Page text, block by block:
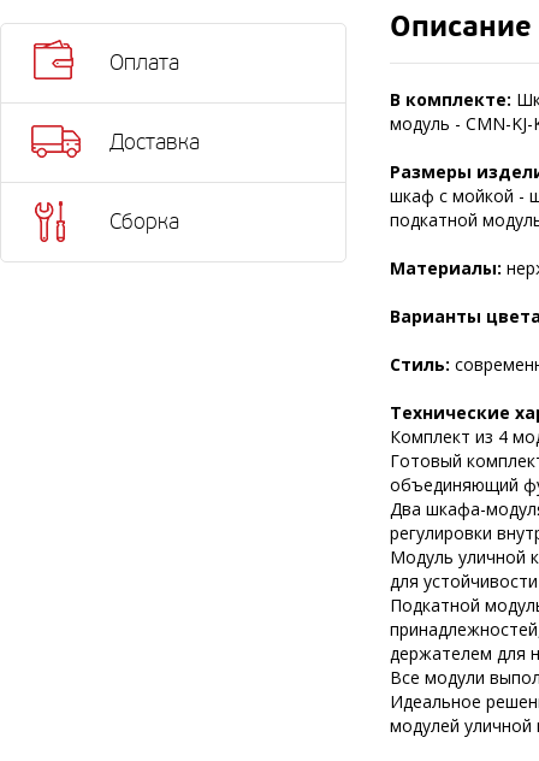
Оплата
Доставка
Сборка
Описание
В комплекте:
модуль - CMN-
Размеры
шкаф с мойкой -
подкатной
Материалы:
Варианты
Стиль:
Технические
Комплект из 4
Готовый
объединяющий
Два шкафа-
регулировки
Модуль уличной
для
Подкатной
держателем для
Все модули
Идеальное
модулей уличной